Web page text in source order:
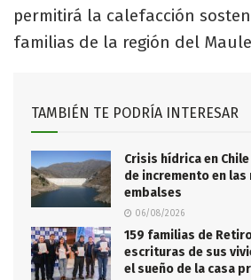
permitirá la calefacción
familias de la región del
TAMBIÉN TE PODRÍA INTERESAR
Crisis hídrica en
de incremento en las
embalses
06/08/2026
159 familias de
escrituras de sus
el sueño de la casa